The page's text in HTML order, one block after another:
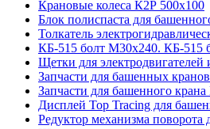
Крановые колеса К2Р 500х100
Блок полиспаста для
Толкатель
КБ-515 болт М30х240. КБ-515
Щетки для электродвигателей
Запчасти для башенных
Запчасти для башенного
Дисплей Top Tracing для
Редуктор механизма поворота